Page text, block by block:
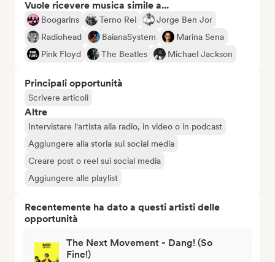
Vuole ricevere musica simile a...
Boogarins Terno Rei
Jorge Ben Jor
Radiohead
BaianaSystem
Marina Sena
Pink Floyd
The Beatles Michael Jackson
Principali opportunità
Scrivere articoli
Altre
Intervistare l'artista alla radio, in video o in podcast
Aggiungere alla storia sui social media
Creare post o reel sui social media
Aggiungere alle playlist
Recentemente ha dato a questi artisti delle
opportunità
The Next Movement - Dang! (So
Fine!)